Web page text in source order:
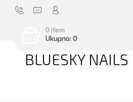
0 item
Ukupno: 0
BLUESKY NAILS
.